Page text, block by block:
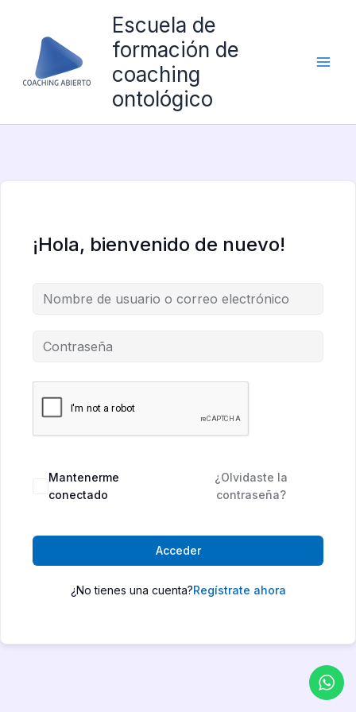
contenido
Escuela de
formación de
coaching
ontológico
¡Hola, bienvenido de nuevo!
Mantenerme
conectado
¿Olvidaste la
contraseña?
Acceder
¿No tienes una cuenta?Regístrate ahora